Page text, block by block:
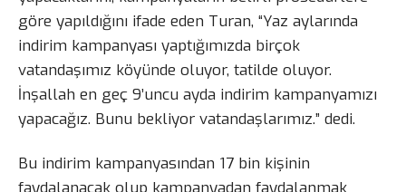
göre yapıldığını ifade eden Turan, “Yaz aylarında
indirim kampanyası yaptığımızda birçok
vatandaşımız köyünde oluyor, tatilde oluyor.
İnşallah en geç 9’uncu ayda indirim kampanyamızı
yapacağız. Bunu bekliyor vatandaşlarımız.” dedi.
Bu indirim kampanyasından 17 bin kişinin
faydalanacak olup kampanyadan faydalanmak